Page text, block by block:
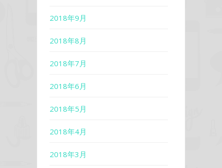
2018年9月
2018年8月
2018年7月
2018年6月
2018年5月
2018年4月
2018年3月